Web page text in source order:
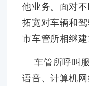
他业务。面对
拓宽对车辆和
市车管所相继建
车管所呼叫
语音、计算机